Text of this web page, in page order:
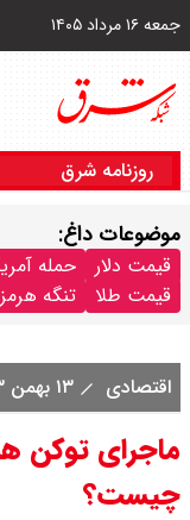
جمعه ۱۶ مرداد ۱۴۰۵
روزنامه شرق
موضوعات داغ:
قیمت دلار حمله
قیمت طلا
تنگه هرمز
اقتصادی ۱۳ بهمن ۱۴۰۳
ماجرای
چیست؟